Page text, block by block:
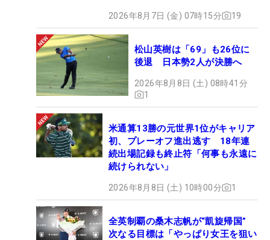
2026年8月7日 (金) 07時15分 19
松山英樹は「69」も26位に
後退 日本勢2人が決勝へ
2026年8月8日 (土) 08時41分
1
米通算13勝の元世界1位がキャリア
初、プレーオフ進出逃す 18年連
続出場記録も終止符「何事も永遠に
続けられない」
2026年8月8日 (土) 10時00分 1
全英制覇の桑木志帆が“凱旋帰国”
次なる目標は「やっぱり女王を狙い